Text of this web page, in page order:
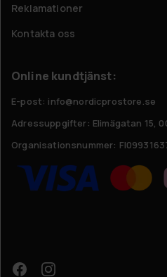
Reklamationer
Kontakta oss
Online kundtjänst:
E-post: info@nordicprostore.se
Adressuppgifter: Elimägatan 15,
Organisationsnummer: